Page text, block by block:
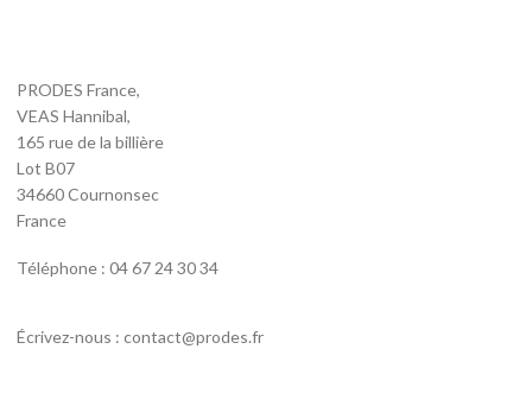
PRODES France,
VEAS Hannibal,
165 rue de la billière
Lot B07
34660 Cournonsec
France
Téléphone : 04 67 24 30 34
Écrivez-nous : contact@prodes.fr